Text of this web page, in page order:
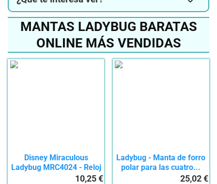
MANTAS LADYBUG BARATAS
ONLINE MÁS VENDIDAS
Disney Miraculous
Ladybug MRC4024 - Reloj
10,25 €
Ladybug - Manta de forro
polar para las cuatro...
25,02 €